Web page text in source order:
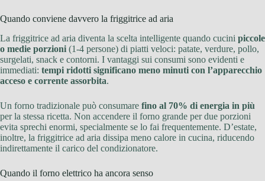
Quando conviene davvero la friggitrice ad aria
La friggitrice ad aria diventa la scelta intelligente quando cucini piccole
o medie porzioni (1-4 persone) di piatti veloci: patate, verdure, pollo,
surgelati, snack e contorni. I vantaggi sui consumi sono evidenti e
immediati: tempi ridotti significano meno minuti con l’apparecchio
acceso e corrente assorbita.
Un forno tradizionale può consumare fino al 70% di energia in più
per la stessa ricetta. Non accendere il forno grande per due porzioni
evita sprechi enormi, specialmente se lo fai frequentemente. D’estate,
inoltre, la friggitrice ad aria dissipa meno calore in cucina, riducendo
indirettamente il carico del condizionatore.
Quando il forno elettrico ha ancora senso